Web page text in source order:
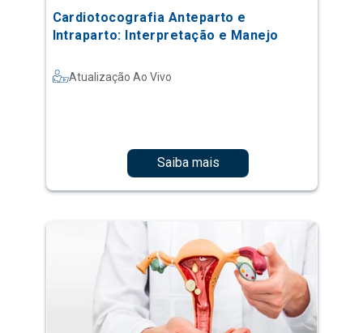
Cardiotocografia Anteparto e
Intraparto: Interpretação e Manejo
Atualização Ao Vivo
Saiba mais